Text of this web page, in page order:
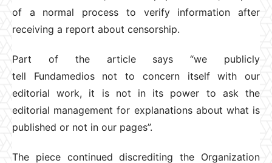
of a normal process to verify information after
receiving a report about censorship.
Part of the article says “we publicly
tell Fundamedios not to concern itself with our
editorial work, it is not in its power to ask the
editorial management for explanations about what is
published or not in our pages”.
The piece continued discrediting the Organization